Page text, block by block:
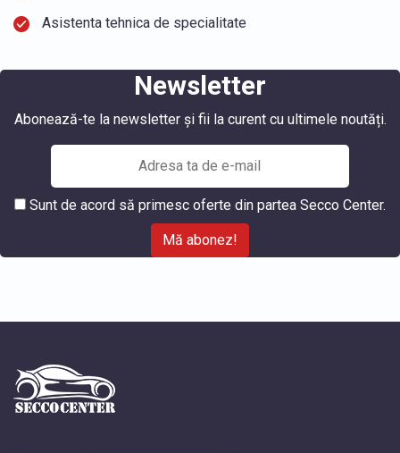
Asistenta tehnica de specialitate
Newsletter
Abonează-te la newsletter și fii la curent cu ultimele noutăți.
Sunt de acord să primesc oferte din partea Secco Center.
Mă abonez!